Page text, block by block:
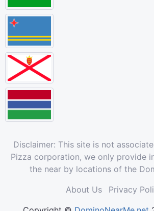
Disclaimer: This site is not
Pizza corporation, we only provide
the near by locations of the
About Us
Privacy